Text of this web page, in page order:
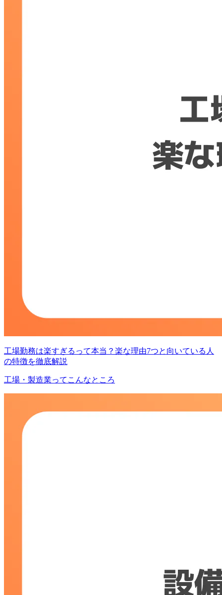
工場勤務は楽すぎるって本当？楽な理由7つと向いている人
の特徴を徹底解説
工場・製造業ってこんなところ